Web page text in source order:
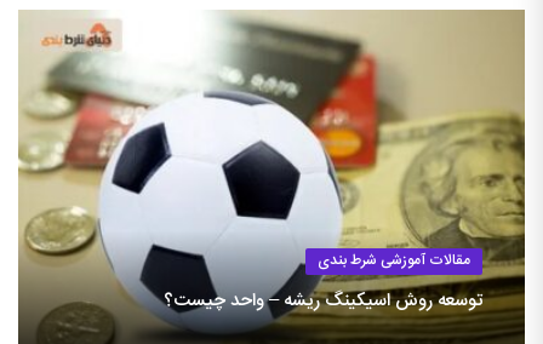
مقالات آموزشی شرط بندی
توسعه روش اسیکینگ ریشه – واحد چیست؟